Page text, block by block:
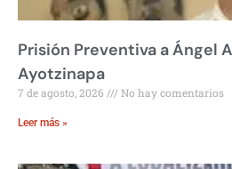
Prisión Preventiva a Ángel
Ayotzinapa
7 de agosto, 2026 No hay comentarios
Leer más »